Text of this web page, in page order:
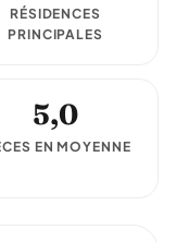
RÉSIDENCES
PRINCIPALES
5,0
EN MOYENNE